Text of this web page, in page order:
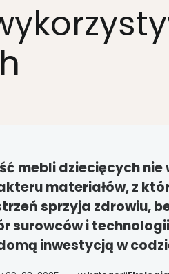
mebli dziecięcych nie
materiałów, z
sprzyja zdrowiu,
surowców i
inwestycją w